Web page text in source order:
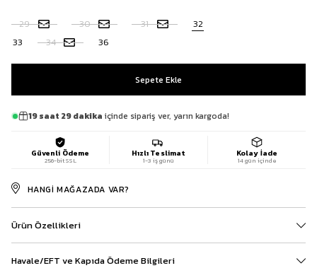
29 30 31
32
33
34 36
19 saat 29 dakika içinde sipariş ver, yarın kargoda!
Güvenli Ödeme
256-bit SSL
Hızlı Teslimat
1-3 iş günü
Kolay İade
14 gün içinde
HANGI MAĞAZADA VAR?
Ürün Özellikleri
Havale/EFT ve Kapıda Ödeme Bilgileri